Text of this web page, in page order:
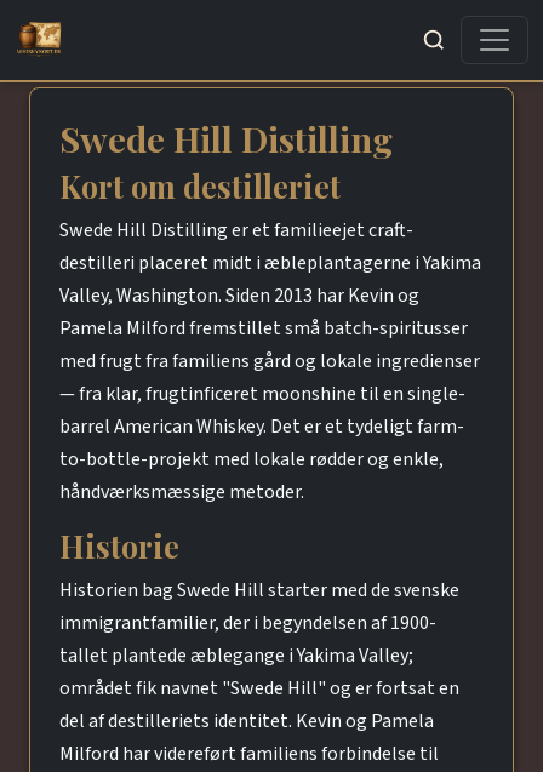
Søg
Swede Hill Distilling
Kort om destilleriet
Swede Hill Distilling er et familieejet craft-
destilleri placeret midt i æbleplantagerne i Yakima
Valley, Washington. Siden 2013 har Kevin og
Pamela Milford fremstillet små batch-spiritusser
med frugt fra familiens gård og lokale ingredienser
— fra klar, frugtinficeret moonshine til en single-
barrel American Whiskey. Det er et tydeligt farm-
to-bottle-projekt med lokale rødder og enkle,
håndværksmæssige metoder.
Historie
Historien bag Swede Hill starter med de svenske
immigrantfamilier, der i begyndelsen af 1900-
tallet plantede æblegange i Yakima Valley;
området fik navnet "Swede Hill" og er fortsat en
del af destilleriets identitet. Kevin og Pamela
Milford har videreført familiens forbindelse til